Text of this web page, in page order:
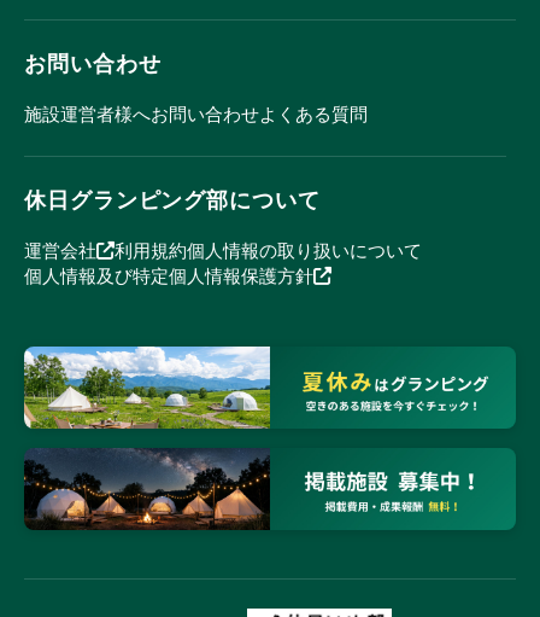
お問い合わせ
施設運営者様へお問い合わせよくある質問
休日グランピング部について
運営会社 利用規約個人情報の取り扱いについて
個人情報及び特定個人情報保護方針